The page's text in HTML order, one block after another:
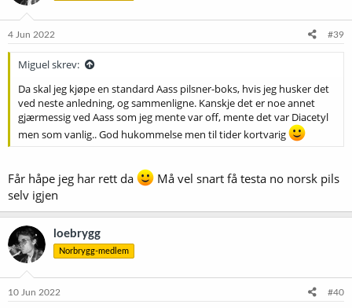
o
e
4 Jun 2022 #39
Miguel skrev:
Da skal jeg kjøpe en standard Aass pilsner-boks, hvis jeg husker det
ved neste anledning, og sammenligne. Kanskje det er noe annet
gjærmessig ved Aass som jeg mente var off, mente det var Diacetyl
men som vanlig.. God hukommelse men til tider kortvarig
Får håpe jeg har rett da
Må vel snart få testa no norsk pils
selv igjen
loebrygg
Norbrygg-medlem
10 Jun 2022 #40